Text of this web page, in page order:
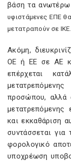
βάση τα ανωτέρω
υφιστάμενες ΕΠΕ
μετατραπούν σε ΙΚΕ.
Ακόμη,
ΟΕ ή ΕΕ σε ΑΕ
επέρχεται
προσώπου, αλλά
μετατρεπόμενης
και εκκαθάριση
συντάσσεται για
φορολογικό
υποχρέωση